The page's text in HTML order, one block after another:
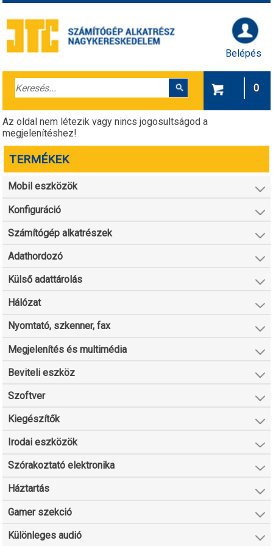
Belépés
0
Az oldal nem létezik vagy nincs jogosultságod a
megjelenítéshez!
TERMÉKEK
Mobil eszközök
Konfiguráció
Számítógép alkatrészek
Adathordozó
Külső adattárolás
Hálózat
Nyomtató, szkenner, fax
Megjelenítés és multimédia
Beviteli eszköz
Szoftver
Kiegészítők
Irodai eszközök
Szórakoztató elektronika
Háztartás
Gamer szekció
Különleges audió